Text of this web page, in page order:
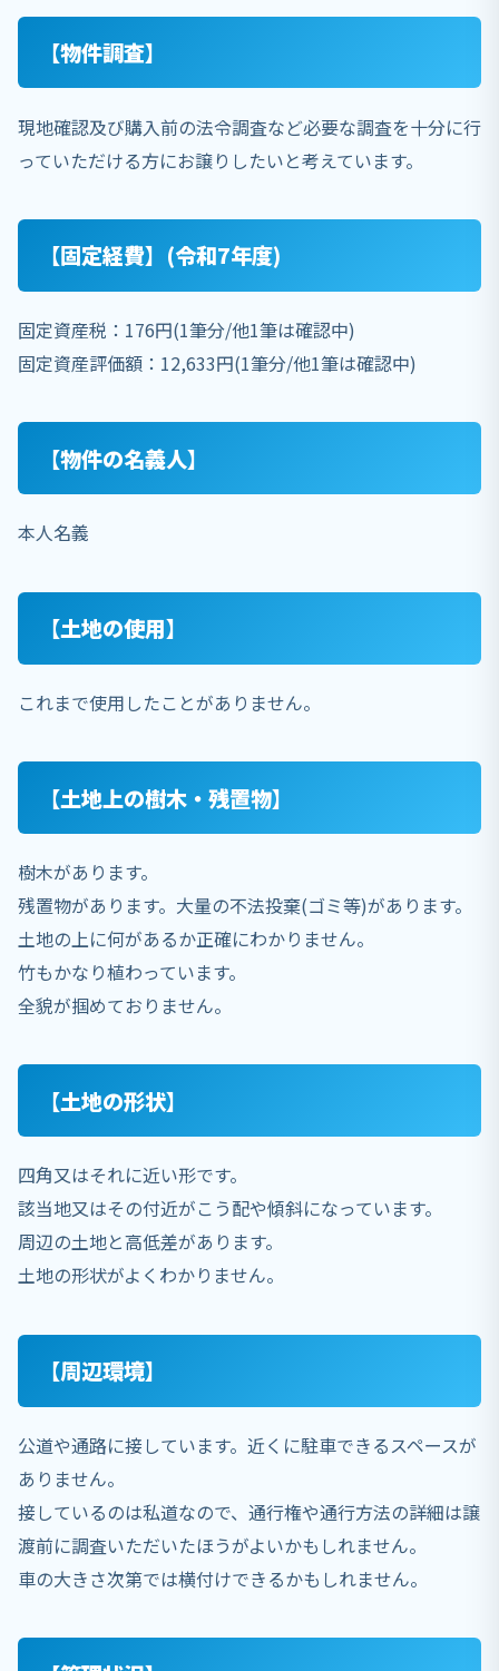
【物件調査】
現地確認及び購入前の法令調査など必要な調査を十分に行
っていただける方にお譲りしたいと考えています。
【固定経費】(令和7年度)
固定資産税：176円(1筆分/他1筆は確認中)
固定資産評価額：12,633円(1筆分/他1筆は確認中)
【物件の名義人】
本人名義
【土地の使用】
これまで使用したことがありません。
【土地上の樹木・残置物】
樹木があります。
残置物があります。大量の不法投棄(ゴミ等)があります。
土地の上に何があるか正確にわかりません。
竹もかなり植わっています。
全貌が掴めておりません。
【土地の形状】
四角又はそれに近い形です。
該当地又はその付近がこう配や傾斜になっています。
周辺の土地と高低差があります。
土地の形状がよくわかりません。
【周辺環境】
公道や通路に接しています。近くに駐車できるスペースが
ありません。
接しているのは私道なので、通行権や通行方法の詳細は譲
渡前に調査いただいたほうがよいかもしれません。
車の大きさ次第では横付けできるかもしれません。